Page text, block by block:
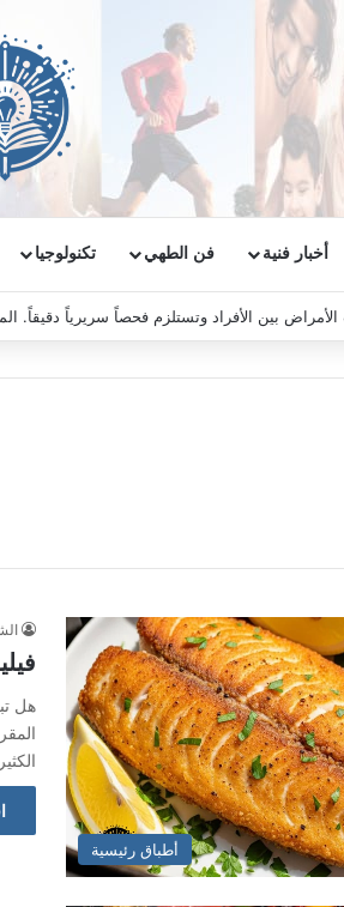
أخبار فنية فن الطهي تكنولوجيا
الأمراض بين الأفراد وتستلزم فحصاً سريرياً دقيقاً.
أطباق رئيسية
هل